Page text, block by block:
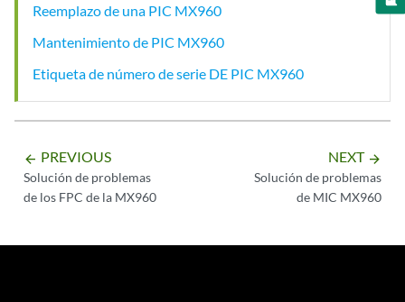
Reemplazo de una PIC MX960
Mantenimiento de PIC MX960
Etiqueta de número de serie DE PIC MX960
arrow_backward PREVIOUS
Solución de problemas
de los FPC de la MX960
NEXT arrow_forward
Solución de problemas
de MIC MX960